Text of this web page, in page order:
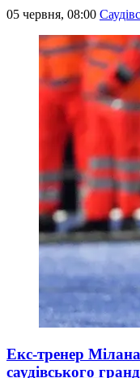
05 червня, 08:00
Екс-тренер
саудівського